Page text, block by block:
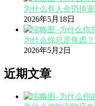
为什么有人会扔掉
2026年5月18日
为什么你总是焦虑
2026年5月2日
近期文章